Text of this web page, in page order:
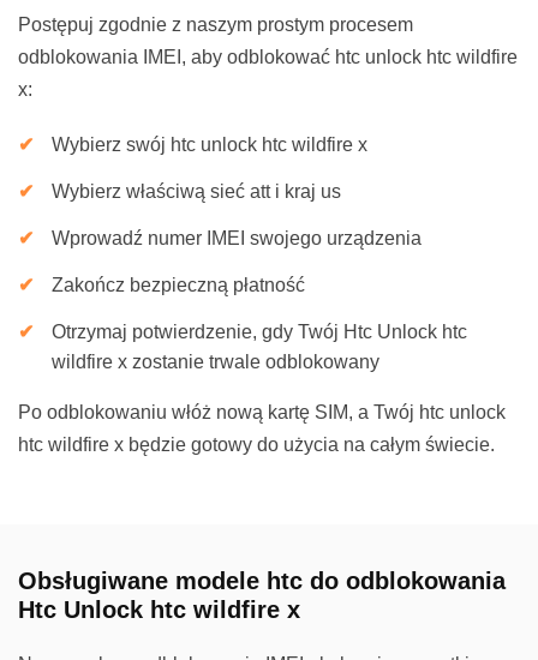
Postępuj zgodnie z naszym prostym procesem
odblokowania IMEI, aby odblokować htc unlock htc wildfire
x:
Wybierz swój htc unlock htc wildfire x
Wybierz właściwą sieć att i kraj us
Wprowadź numer IMEI swojego urządzenia
Zakończ bezpieczną płatność
Otrzymaj potwierdzenie, gdy Twój Htc Unlock htc
wildfire x zostanie trwale odblokowany
Po odblokowaniu włóż nową kartę SIM, a Twój htc unlock
htc wildfire x będzie gotowy do użycia na całym świecie.
Obsługiwane modele htc do odblokowania
Htc Unlock htc wildfire x